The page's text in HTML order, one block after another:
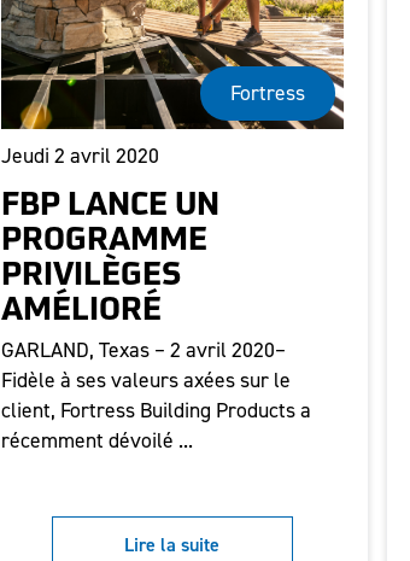
Fortress
Jeudi 2 avril 2020
FBP LANCE UN
PROGRAMME
PRIVILÈGES
AMÉLIORÉ
GARLAND, Texas – 2 avril 2020–
Fidèle à ses valeurs axées sur le
client, Fortress Building Products a
récemment dévoilé ...
Lire la suite